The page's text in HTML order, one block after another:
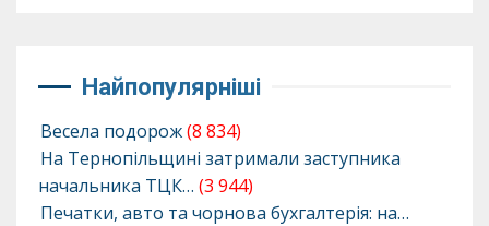
Найпопулярніші
Весела подорож(8 834)
На Тернопільщині затримали заступника
начальника ТЦК… (3 944)
Печатки, авто та чорнова бухгалтерія: на…